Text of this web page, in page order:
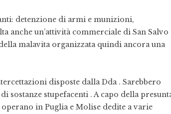
detenzione di armi e munizioni,
un’attività commerciale di San Salvo
malavita organizzata quindi ancora una
disposte dalla Dda . Sarebbero
sostanze stupefacenti . A capo della
in Puglia e Molise dedite a varie